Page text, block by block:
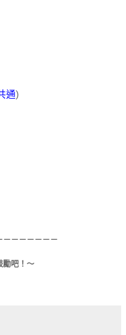
通)
－－－－－－－
勵吧！～